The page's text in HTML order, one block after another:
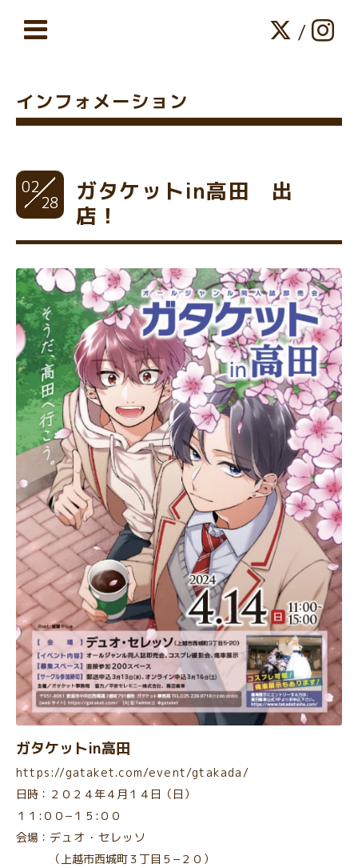
/
インフォメーション
02
28
ガタケットin高田 出
店！
ガタケットin高田
https://gataket.com/event/gtakada/
日時：２０２４年４月１４日（日）
１１:００−１５:００
会場： デュオ・セレッソ
（上越市西城町３丁目５−２０）